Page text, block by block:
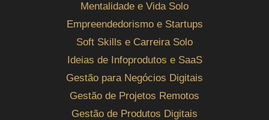
Mentalidade e Vida Solo
Empreendedorismo e Startups
Soft Skills e Carreira Solo
Ideias de Infoprodutos e SaaS
Gestão para Negócios Digitais
Gestão de Projetos Remotos
Gestão de Produtos Digitais